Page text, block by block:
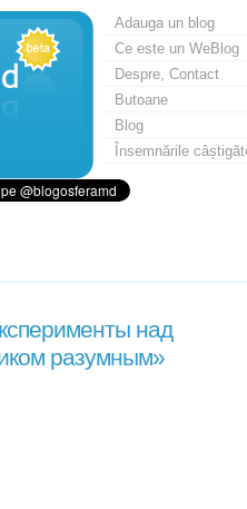
Adauga un blog
Ce este un WeBlog
Despre, Contact
Butoane
Blog
Însemnările
над
разумным»